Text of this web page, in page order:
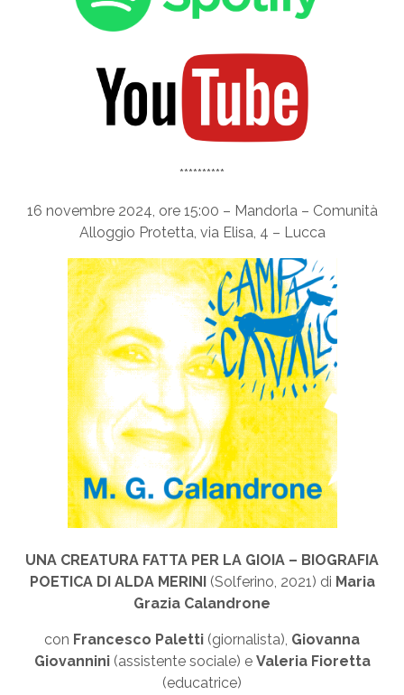
**********
16 novembre 2024, ore 15:00 – Mandorla – Comunità
Alloggio Protetta, via Elisa, 4 – Lucca
UNA CREATURA FATTA PER LA GIOIA – BIOGRAFIA
POETICA DI ALDA MERINI
(Solferino, 2021) di Maria
Grazia Calandrone
con Francesco Paletti (giornalista), Giovanna
Giovannini(assistente sociale) e Valeria Fioretta
(educatrice)